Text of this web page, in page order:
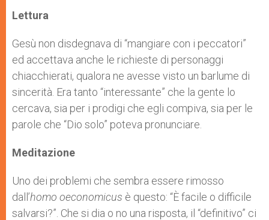
p
p
Lettura
Gesù non disdegnava di “mangiare con i peccatori”
ed accettava anche le richieste di personaggi
chiacchierati, qualora ne avesse visto un barlume di
sincerità. Era tanto “interessante” che la gente lo
cercava, sia per i prodigi che egli compiva, sia per le
parole che “Dio solo” poteva pronunciare.
Meditazione
Uno dei problemi che sembra essere rimosso
dall’homo oeconomicus è questo: “È facile o difficile
salvarsi?”. Che si dia o no una risposta, il “definitivo” ci